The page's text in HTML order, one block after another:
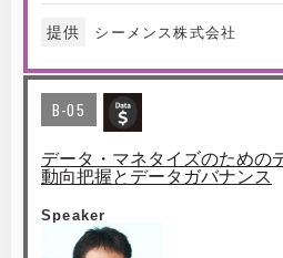
提供 シーメンス株式会社
B-05
データ・マネタイズのための
動向把握とデータガバナンス
Speaker